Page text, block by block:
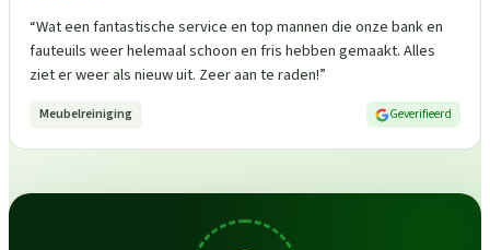
“Wat een fantastische service en top mannen die onze bank en
fauteuils weer helemaal schoon en fris hebben gemaakt. Alles
ziet er weer als nieuw uit. Zeer aan te raden!”
Meubelreiniging Geverifieerd